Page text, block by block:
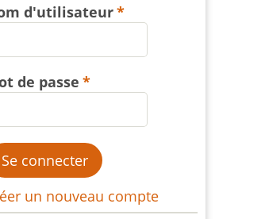
d'utilisateur
de passe
un nouveau compte